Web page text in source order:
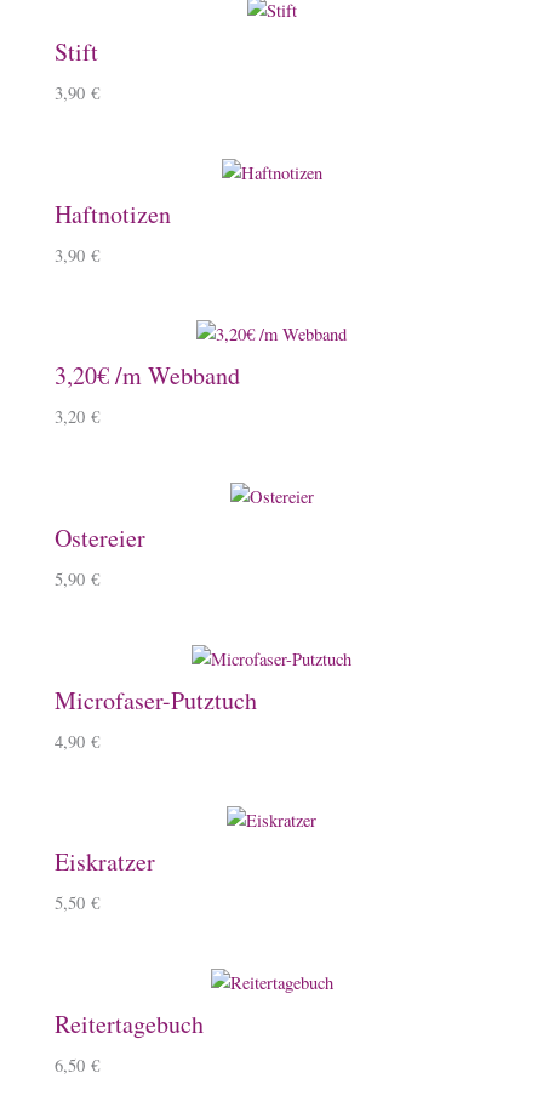
Stift
3,90 €
Haftnotizen
3,90 €
3,20€ /m Webband
3,20 €
Ostereier
5,90 €
Microfaser-Putztuch
4,90 €
Eiskratzer
5,50 €
Reitertagebuch
6,50 €